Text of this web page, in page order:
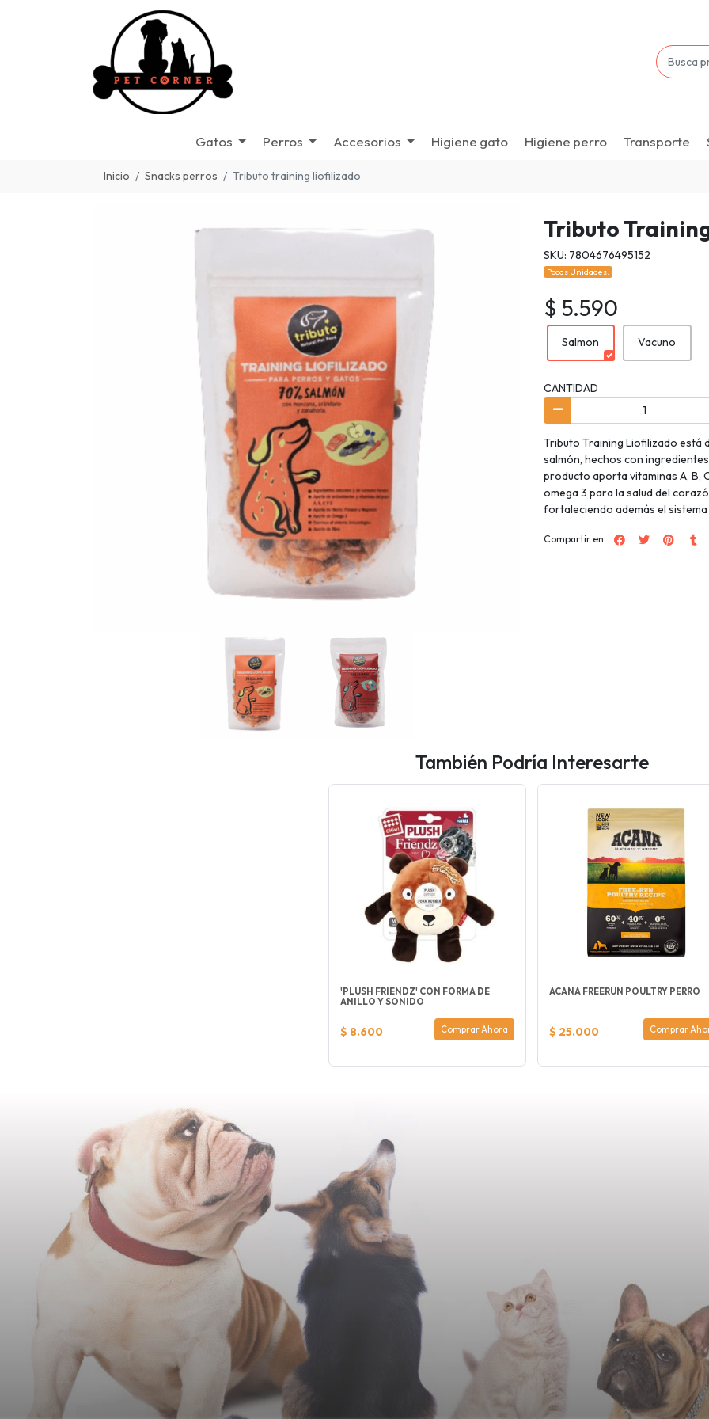
Gatos Perros Accesorios Higiene gato Higiene perro Transporte
Inicio Snacks perros Tributo training liofilizado
Tributo
SKU: 7804676495152
Pocas Unidades.
$ 5.590
Salmon Vacuno
CANTIDAD
Tributo Training Liofilizado está
salmón, hechos con
producto aporta vitaminas A, B,
omega 3 para la salud del
fortaleciendo además el
Compartir en:
También Podría Interesarte
'PLUSH FRIENDZ' CON FORMA DE
ANILLO Y SONIDO
$ 8.600 Comprar Ahora
ACANA FREERUN POULTRY PERRO
$ 25.000 Comprar